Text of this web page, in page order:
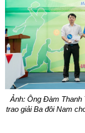
Ảnh: Ông Đàm Thanh
trao giải Ba đôi Nam